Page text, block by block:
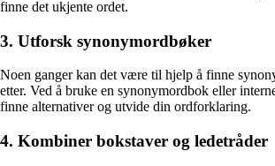
finne det ukjente ordet.
3. Utforsk synonymordbøker
Noen ganger kan det være til hjelp å finne
etter. Ved å bruke en synonymordbok eller
finne alternativer og utvide din ordforklaring.
4. Kombiner bokstaver og ledetråder